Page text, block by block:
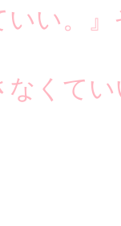
いい。
くて